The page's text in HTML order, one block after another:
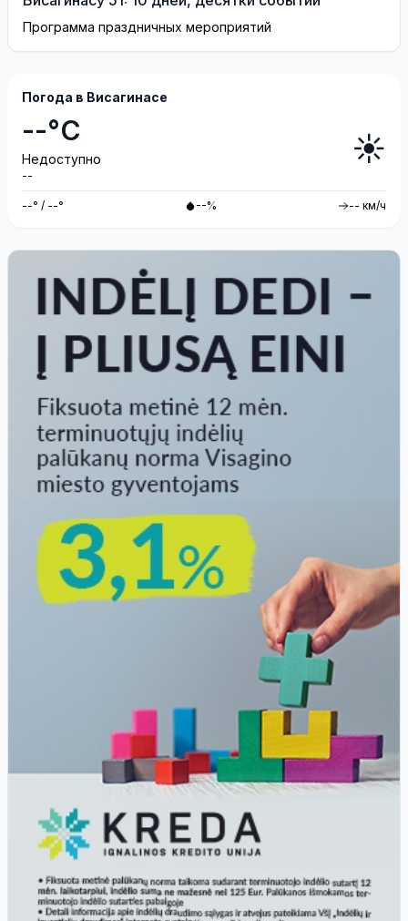
Программа праздничных мероприятий
Погода в Висагинасе
--°C
Недоступно
--
☀️
--° / --° --% -- км/ч